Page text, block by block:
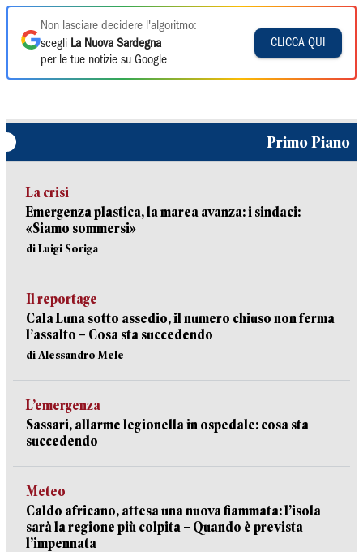
Non lasciare decidere l'algoritmo:
scegli La Nuova Sardegna
per le tue notizie su Google
CLICCA QUI
Primo Piano
La crisi
Emergenza plastica, la marea avanza: i sindaci:
«Siamo sommersi»
di Luigi Soriga
Il reportage
Cala Luna sotto assedio, il numero chiuso non ferma
l’assalto – Cosa sta succedendo
di Alessandro Mele
L’emergenza
Sassari, allarme legionella in ospedale: cosa sta
succedendo
Meteo
Caldo africano, attesa una nuova fiammata: l’isola
sarà la regione più colpita – Quando è prevista
l’impennata